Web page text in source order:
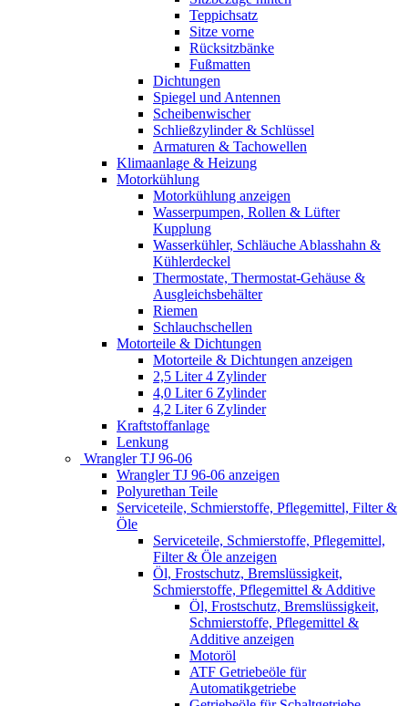
Teppichsatz
Sitze vorne
Rücksitzbänke
Fußmatten
Dichtungen
Spiegel und Antennen
Scheibenwischer
Schließzylinder & Schlüssel
Armaturen & Tachowellen
Klimaanlage & Heizung
Motorkühlung
Motorkühlung anzeigen
Wasserpumpen, Rollen & Lüfter
Kupplung
Wasserkühler, Schläuche Ablasshahn &
Kühlerdeckel
Thermostate, Thermostat-Gehäuse &
Ausgleichsbehälter
Riemen
Schlauchschellen
Motorteile & Dichtungen
Motorteile & Dichtungen anzeigen
2,5 Liter 4 Zylinder
4,0 Liter 6 Zylinder
4,2 Liter 6 Zylinder
Kraftstoffanlage
Lenkung
Wrangler TJ 96-06
Wrangler TJ 96-06 anzeigen
Polyurethan Teile
Serviceteile, Schmierstoffe, Pflegemittel, Filter &
Öle
Serviceteile, Schmierstoffe, Pflegemittel,
Filter & Öle anzeigen
Öl, Frostschutz, Bremslüssigkeit,
Schmierstoffe, Pflegemittel & Additive
Öl, Frostschutz, Bremslüssigkeit,
Schmierstoffe, Pflegemittel &
Additive anzeigen
Motoröl
ATF Getriebeöle für
Automatikgetriebe